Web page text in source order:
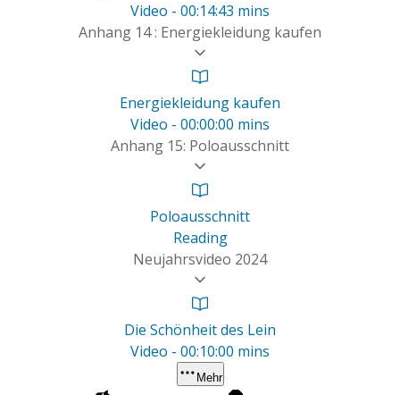
Video - 00:14:43 mins
Anhang 14 : Energiekleidung kaufen
Energiekleidung kaufen
Video - 00:00:00 mins
Anhang 15: Poloausschnitt
Poloausschnitt
Reading
Neujahrsvideo 2024
Die Schönheit des Lein
Video - 00:10:00 mins
Mehr